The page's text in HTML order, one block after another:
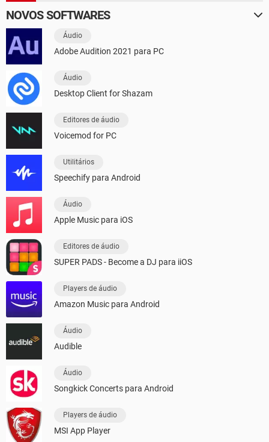
NOVOS SOFTWARES
Áudio
Adobe Audition 2021 para PC
Áudio
Desktop Client for Shazam
Editores de áudio
Voicemod for PC
Utilitários
Speechify para Android
Áudio
Apple Music para iOS
Editores de áudio
SUPER PADS - Become a DJ para iiOS
Players de áudio
Amazon Music para Android
Áudio
Audible
Áudio
Songkick Concerts para Android
Players de áudio
MSI App Player